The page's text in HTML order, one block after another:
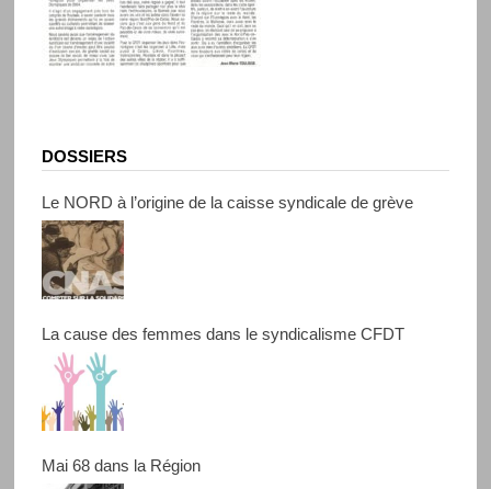
DOSSIERS
Le NORD à l’origine de la caisse syndicale de grève
La cause des femmes dans le syndicalisme CFDT
Mai 68 dans la Région